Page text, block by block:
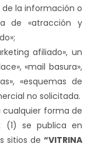
la información o
de «atracción y
afiliado», un
«mail basura»,
«esquemas de
no solicitada.
forma de
(1) se publica en
sitios de “VITRINA